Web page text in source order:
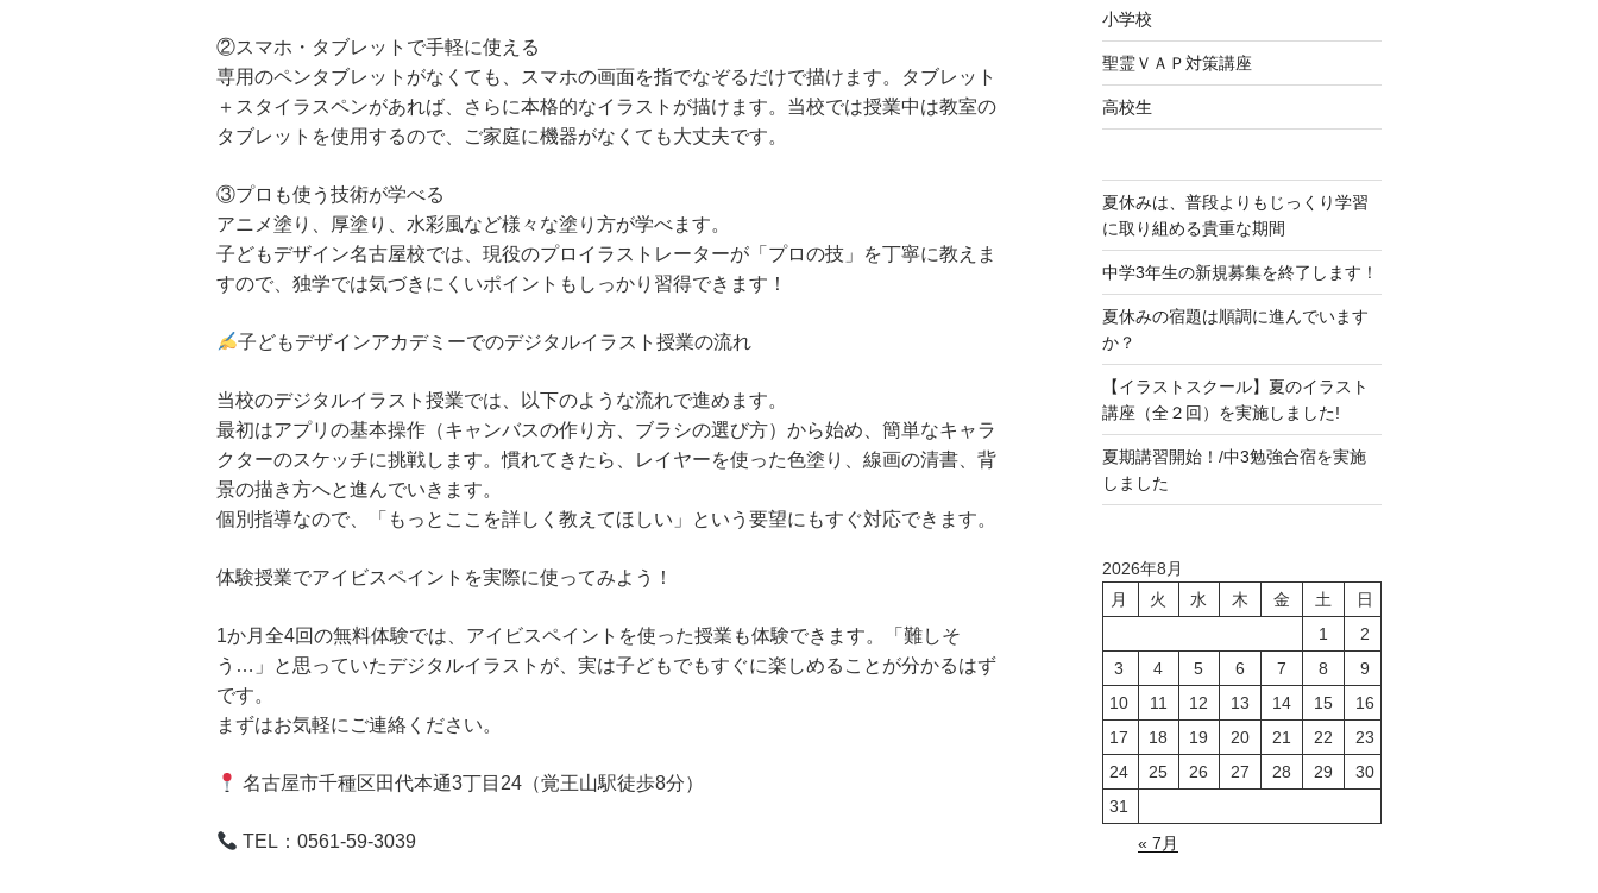
②スマホ・タブレットで手軽に使える
専用のペンタブレットがなくても、スマホの画面を指でなぞるだけで描けます。タブレット
＋スタイラスペンがあれば、さらに本格的なイラストが描けます。当校では授業中は教室の
タブレットを使用するので、ご家庭に機器がなくても大丈夫です。
③プロも使う技術が学べる
アニメ塗り、厚塗り、水彩風など様々な塗り方が学べます。
子どもデザイン名古屋校では、現役のプロイラストレーターが「プロの技」を丁寧に教えま
すので、独学では気づきにくいポイントもしっかり習得できます！
子どもデザインアカデミーでのデジタルイラスト授業の流れ
当校のデジタルイラスト授業では、以下のような流れで進めます。
最初はアプリの基本操作（キャンバスの作り方、ブラシの選び方）から始め、簡単なキャラ
クターのスケッチに挑戦します。慣れてきたら、レイヤーを使った色塗り、線画の清書、背
景の描き方へと進んでいきます。
個別指導なので、「もっとここを詳しく教えてほしい」という要望にもすぐ対応できます。
体験授業でアイビスペイントを実際に使ってみよう！
1か月全4回の無料体験では、アイビスペイントを使った授業も体験できます。「難しそ
う…」と思っていたデジタルイラストが、実は子どもでもすぐに楽しめることが分かるはず
です。
まずはお気軽にご連絡ください。
名古屋市千種区田代本通3丁目24（覚王山駅徒歩8分）
TEL：0561-59-3039
小学校
聖霊ＶＡＰ対策講座
高校生
夏休みは、普段よりもじっくり学習
に取り組める貴重な期間
中学3年生の新規募集を終了します！
夏休みの宿題は順調に進んでいます
か？
【イラストスクール】夏のイラスト
講座（全２回）を実施しました!
夏期講習開始！/中3勉強合宿を実施
しました
2026年8月
月
火 水 木 金 土
日
1
2
3
4 5 6 7 8
9
10
11 12 13 14 15
16
17
18 19 20 21 22
23
24
25 26 27 28 29
30
31
« 7月